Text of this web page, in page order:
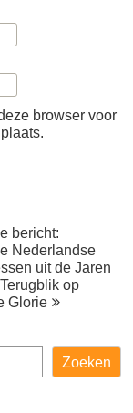
browser voor
bericht:
Nederlandse
uit de Jaren
op
Glorie
Zoeken